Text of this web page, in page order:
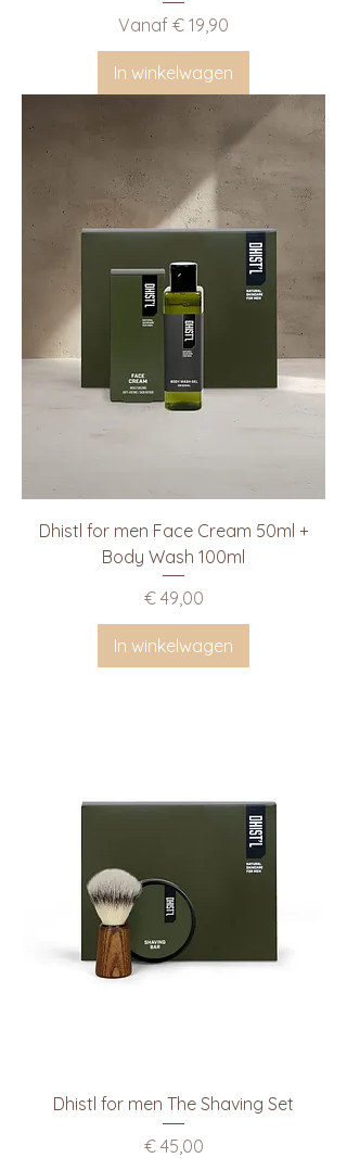
Vanaf € 19,90
Verkoopprijs
In winkelwagen
Dhistl for men Face Cream 50ml +
Body Wash 100ml
Prijs
€ 49,00
In winkelwagen
Dhistl for men The Shaving Set
Prijs
€ 45,00